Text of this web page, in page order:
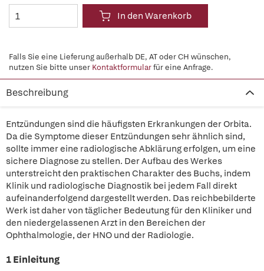
In den Warenkorb
Falls Sie eine Lieferung außerhalb DE, AT oder CH wünschen,
nutzen Sie bitte unser Kontaktformularfür eine Anfrage.
Beschreibung
Entzündungen sind die häufigsten Erkrankungen der Orbita.
Da die Symptome dieser Entzündungen sehr ähnlich sind,
sollte immer eine radiologische Abklärung erfolgen, um eine
sichere Diagnose zu stellen. Der Aufbau des Werkes
unterstreicht den praktischen Charakter des Buchs, indem
Klinik und radiologische Diagnostik bei jedem Fall direkt
aufeinanderfolgend dargestellt werden. Das reichbebilderte
Werk ist daher von täglicher Bedeutung für den Kliniker und
den niedergelassenen Arzt in den Bereichen der
Ophthalmologie, der HNO und der Radiologie.
1 Einleitung